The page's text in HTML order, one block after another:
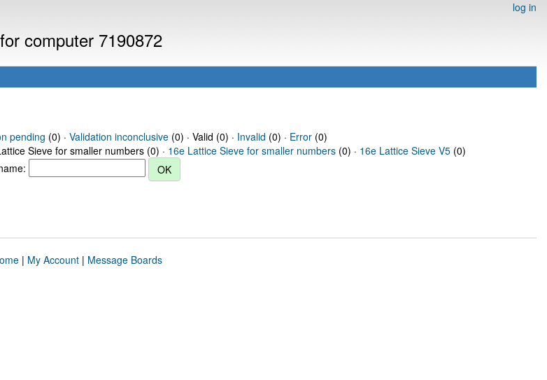
log in
computer 7190872
pending (0) · Validation inconclusive(0) · Valid (0) · Invalid (0) · Error(0)
Sieve for smaller numbers (0) · 16e Lattice Sieve for smaller numbers (0) · 16e Lattice Sieve V5 (0)
| My Account| Message Boards